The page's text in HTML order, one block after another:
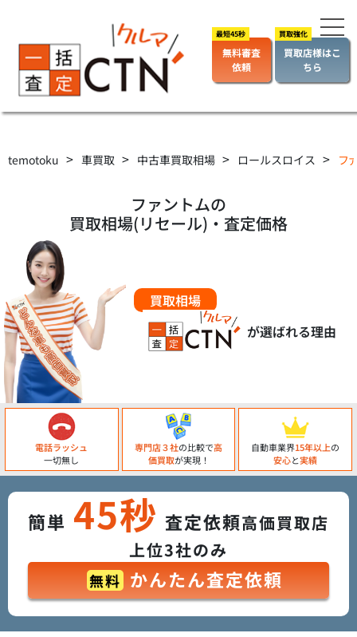
無料審査
依頼
買取店様はこ
ちら
temotoku > 車買取 > 中古車買取相場 > ロールスロイス > フ
ファントムの
買取相場(リセール)・査定価格
買取相場
が選ばれる理由
電話ラッシュ
一切無し
専門店３社の比較で高
価買取が実現！
自動車業界15年以上の
安心と実績
簡単 45秒 査定依頼高価買取店
上位3社のみ
無料 かんたん査定依頼